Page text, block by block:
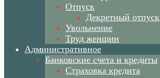
Отпуск
Декретный отпуск
Увольнение
Труд женщин
Административное
Банковские счета и кредиты
Страховка кредита